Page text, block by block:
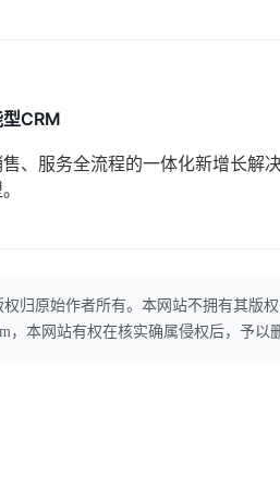
CRM
、服务全流程的一体化新增长解
归原始作者所有。本网站不拥有其版
，本网站有权在核实确属侵权后，予以